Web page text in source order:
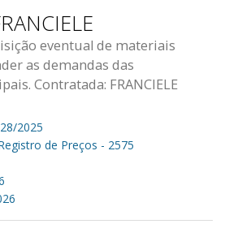
eventual de materiais
as demandas das
Contratada: FRANCIELE
2025
de Preços - 2575